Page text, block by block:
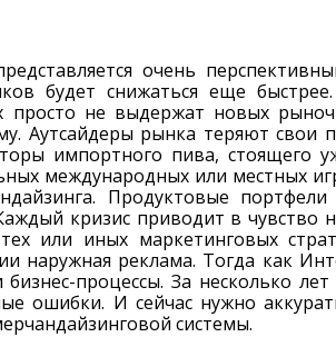
очень
будет снижаться еще
просто не выдержат новых
Аутсайдеры рынка теряют свои
импортного пива,
международных или местных
Продуктовые
кризис приводит в
или иных маркетинговых
наружная реклама. Тогда как
процессы. За несколько
ошибки. И сейчас нужно
системы.